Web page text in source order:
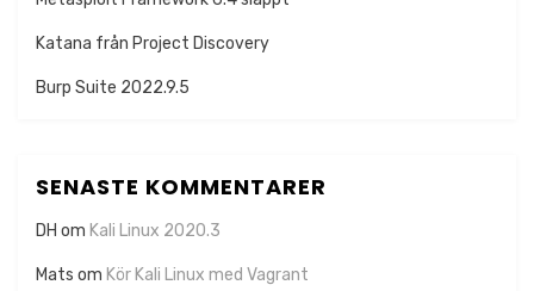
Katana från Project Discovery
Burp Suite 2022.9.5
SENASTE KOMMENTARER
DH om Kali Linux 2020.3
Mats om Kör Kali Linux med Vagrant